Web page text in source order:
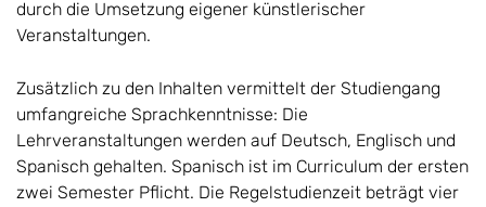
durch die Umsetzung eigener künstlerischer
Veranstaltungen.
Zusätzlich zu den Inhalten vermittelt der Studiengang
umfangreiche Sprachkenntnisse: Die
Lehrveranstaltungen werden auf Deutsch, Englisch und
Spanisch gehalten. Spanisch ist im Curriculum der ersten
zwei Semester Pflicht. Die Regelstudienzeit beträgt vier